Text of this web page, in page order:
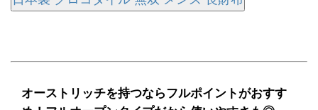
オーストリッチを持つならフルポイントがおすす